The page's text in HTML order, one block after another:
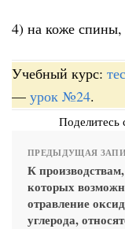
4) на коже
Учебный курс:
— урок №24.
Поделитесь
ПРЕДЫДУЩАЯ
К
которых
отравление
углерода,